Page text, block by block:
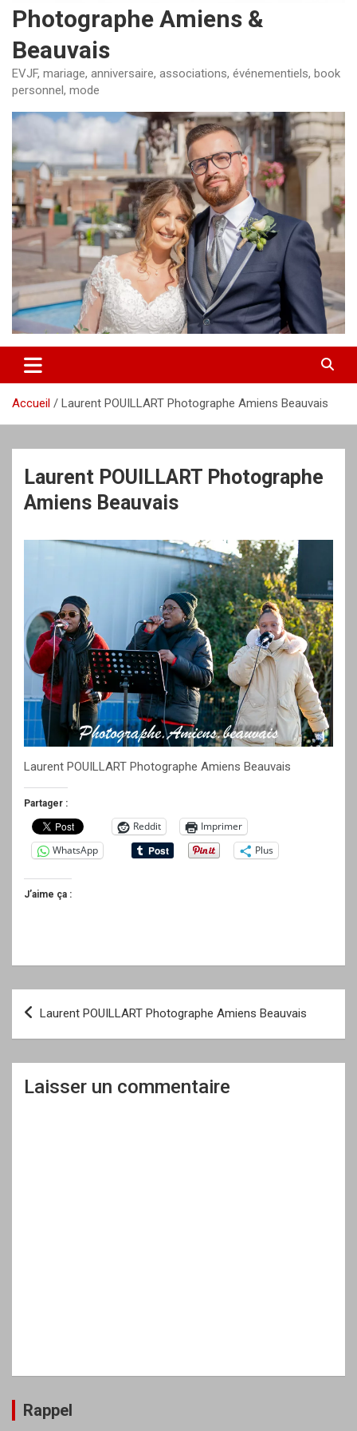
Photographe Amiens &
Beauvais
EVJF, mariage, anniversaire, associations, événementiels, book
personnel, mode
Accueil Laurent POUILLART Photographe Amiens Beauvais
Laurent POUILLART Photographe
Amiens Beauvais
Laurent POUILLART Photographe Amiens Beauvais
Partager :
Reddit
Imprimer
WhatsApp
Plus
J’aime ça :
Navigation
Laurent POUILLART Photographe Amiens Beauvais
Laisser un commentaire
Rappel